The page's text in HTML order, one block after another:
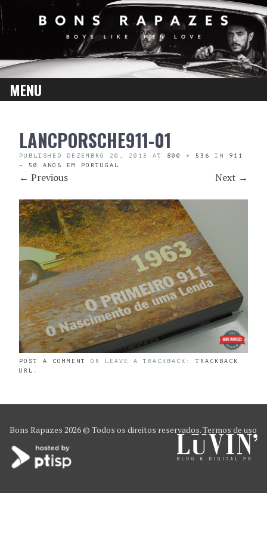
MENU
CONTENTLANCPORSCHE911-01
PUBLISHED DEZEMBRO 20, 2013 AT 800 × 536 IN 911
– 50 ANOS EM PORTUGAL
← Previous Next →
POST A COMMENT OR LEAVE A TRACKBACK: TRACKBACK
URL
Bons Rapazes 2026 © Todos os direitos reservados.Termos de uso